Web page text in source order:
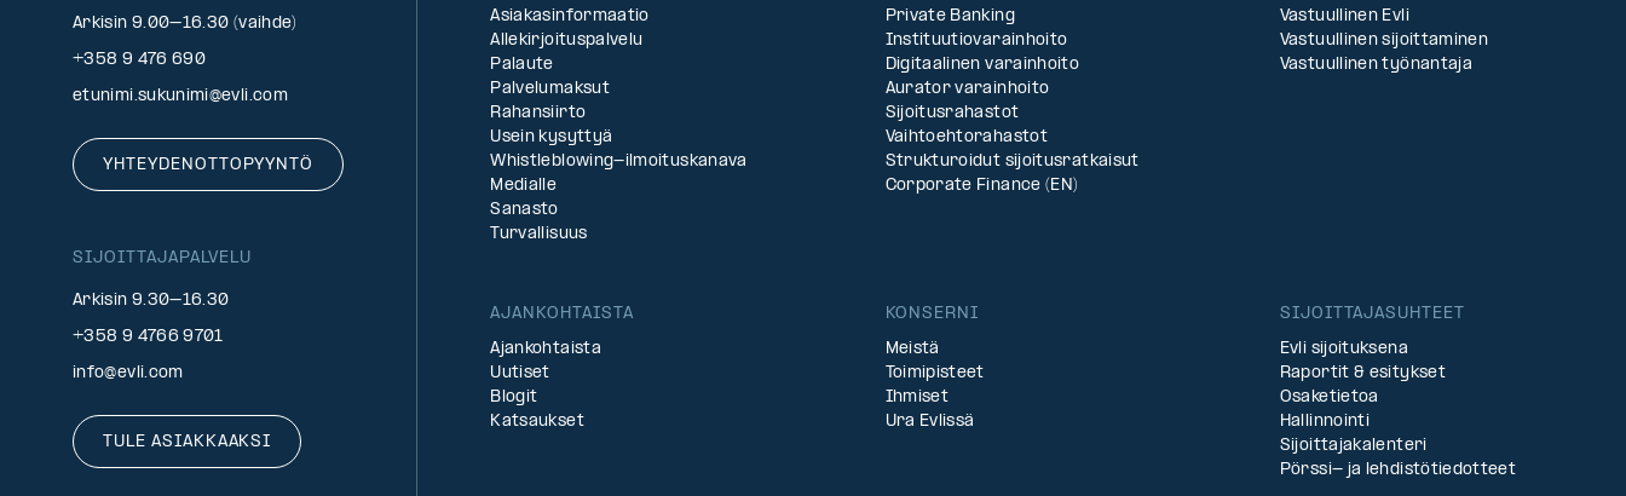
Arkisin 9.00–16.30 (vaihde)
+358 9 476 690
etunimi.sukunimi@evli.com
YHTEYDENOTTOPYYNTÖ
SIJOITTAJAPALVELU
Arkisin 9.30–16.30
+358 9 4766 9701
info@evli.com
TULE ASIAKKAAKSI
Asiakasinformaatio
Allekirjoituspalvelu
Palaute
Palvelumaksut
Rahansiirto
Usein kysyttyä
Whistleblowing-ilmoituskanava
Medialle
Sanasto
Turvallisuus
Private Banking
Instituutiovarainhoito
Digitaalinen varainhoito
Aurator varainhoito
Sijoitusrahastot
Vaihtoehtorahastot
Strukturoidut sijoitus­ratkaisut
Corporate Finance (EN)
Vastuullinen Evli
Vastuullinen sijoittaminen
Vastuullinen työnantaja
AJANKOHTAISTA
Ajankohtaista
Uutiset
Blogit
Katsaukset
KONSERNI
Meistä
Toimipisteet
Ihmiset
Ura Evlissä
SIJOITTAJASUHTEET
Evli sijoituksena
Raportit & esitykset
Osaketietoa
Hallinnointi
Sijoittajakalenteri
Pörssi- ja lehdistötiedotteet